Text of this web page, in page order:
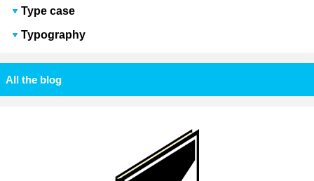
Type case
Typography
All the blog